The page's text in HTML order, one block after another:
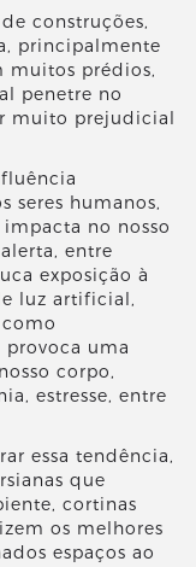
construções,
principalmente
muitos prédios,
penetre no
muito prejudicial
seres humanos,
no nosso
entre
exposição à
luz artificial,
provoca uma
corpo,
estresse, entre
essa tendência,
que
cortinas
os melhores
espaços ao